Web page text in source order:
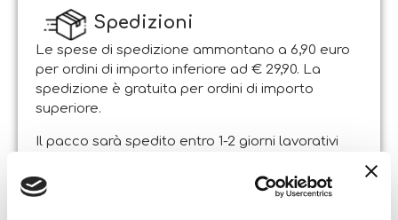
Spedizioni
Le spese di spedizione ammontano a 6,90 euro
per ordini di importo inferiore ad € 29,90. La
spedizione è gratuita per ordini di importo
superiore.
Il pacco sarà spedito entro 1-2 giorni lavorativi
domenica non si effettuano spedizioni.